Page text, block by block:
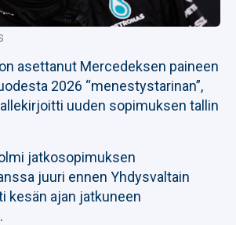
on asettanut Mercedeksen paineen
2026 “menestystarinan”,
uuden sopimuksen tallin
jatkosopimuksen
juuri ennen Yhdysvaltain
kesän ajan jatkuneen